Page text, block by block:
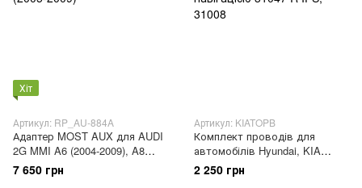
Хіт
Артикул: RP_AU-884A
Адаптер MOST AUX для AUDI
2G MMI A6 (2004-2009), A8
(2003-2009), Q7 (2005-2009)
7 650 грн
Артикул: KIATOPB
Комплект проводів для
автомобілів Hyundai, KIA
топової комплектації з
навігацією 31047 R IPS, 31008
2 250 грн